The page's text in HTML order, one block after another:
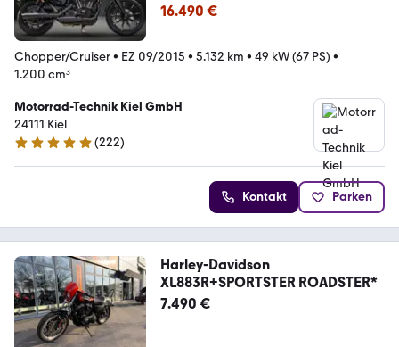
16.490 €
Chopper/Cruiser• EZ 09/2015 • 5.132 km • 49 kW (67 PS) •
1.200 cm³
Motorrad-Technik Kiel GmbH
24111 Kiel
4.9 Sterne
(222)
Kontakt Parken
Harley-Davidson
XL883R+SPORTSTER ROADSTER*
7.490 €